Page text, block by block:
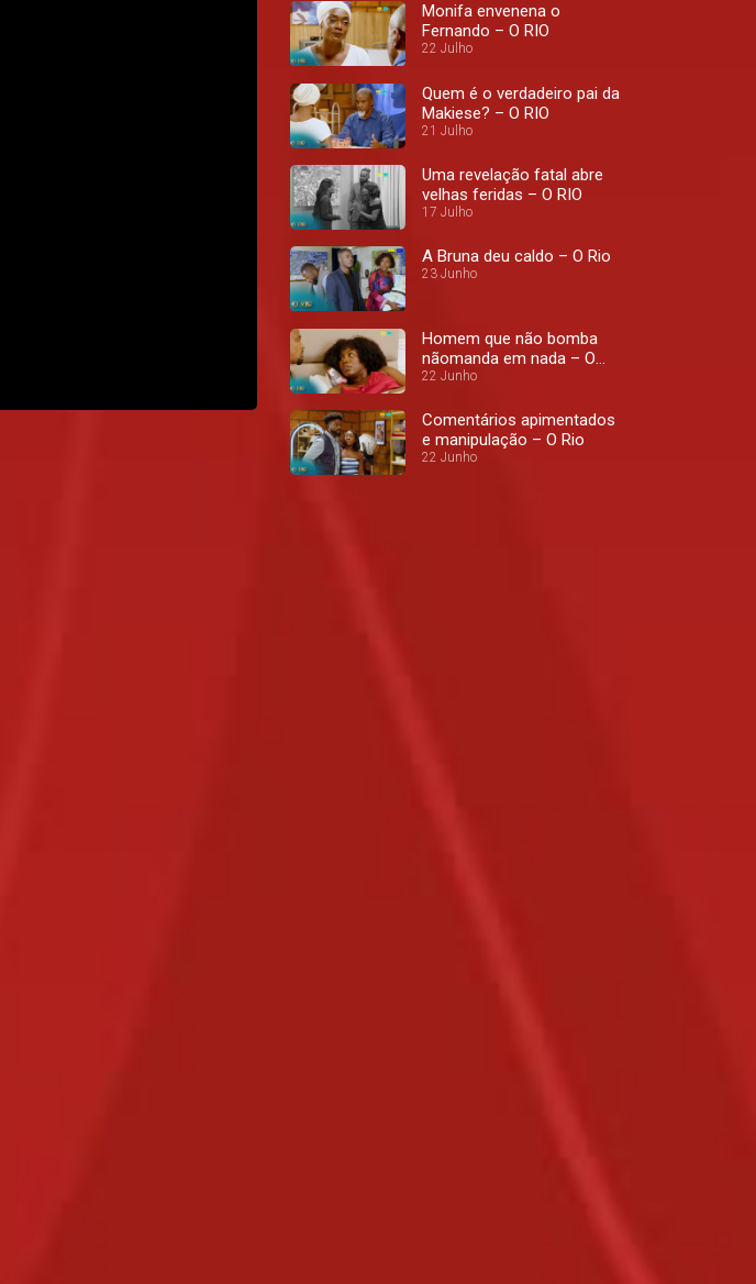
Monifa envenena o
Fernando – O RIO
22 Julho
Quem é o verdadeiro pai da
Makiese? – O RIO
21 Julho
Uma revelação fatal abre
velhas feridas – O RIO
17 Julho
A Bruna deu caldo – O Rio
23 Junho
Homem que não bomba
nãomanda em nada – O
RIO
22 Junho
Comentários apimentados
e manipulação – O Rio
22 Junho